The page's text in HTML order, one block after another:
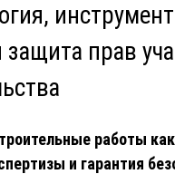
защита прав
работы
и гарантия